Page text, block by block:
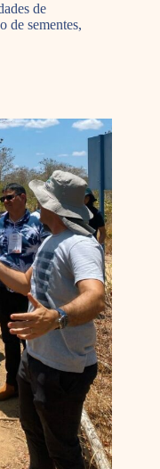
de
de sementes,